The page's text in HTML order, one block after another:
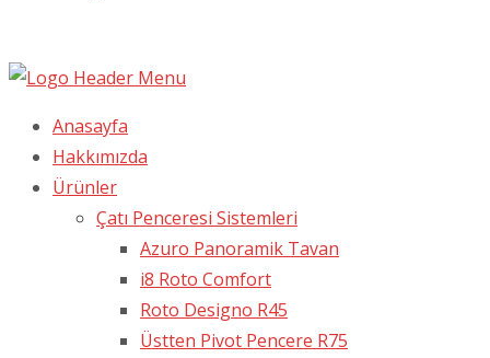
Anasayfa
Hakkımızda
Ürünler
Çatı Penceresi Sistemleri
Azuro Panoramik Tavan
i8 Roto Comfort
Roto Designo R45
Üstten Pivot Pencere R75